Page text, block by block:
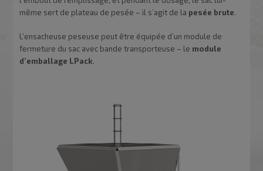
même sert de plateau de pesée – il s’agit de la pesée brute.
L’ensacheuse peseuse peut être équipée d’un module de
fermeture du sac avec bande transporteuse – le module
d’emballage LPack.